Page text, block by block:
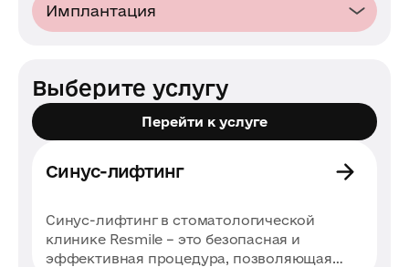
Имплантация
Выберите услугу
Перейти к услуге
Синус-лифтинг
Синус-лифтинг в стоматологической
клинике Resmile – это безопасная и
эффективная процедура, позволяющая